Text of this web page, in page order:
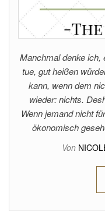
Manchmal denke ich,
tue, gut heißen
kann, wenn dem
wieder: nichts.
Wenn jemand nicht
ökonomisch
Von